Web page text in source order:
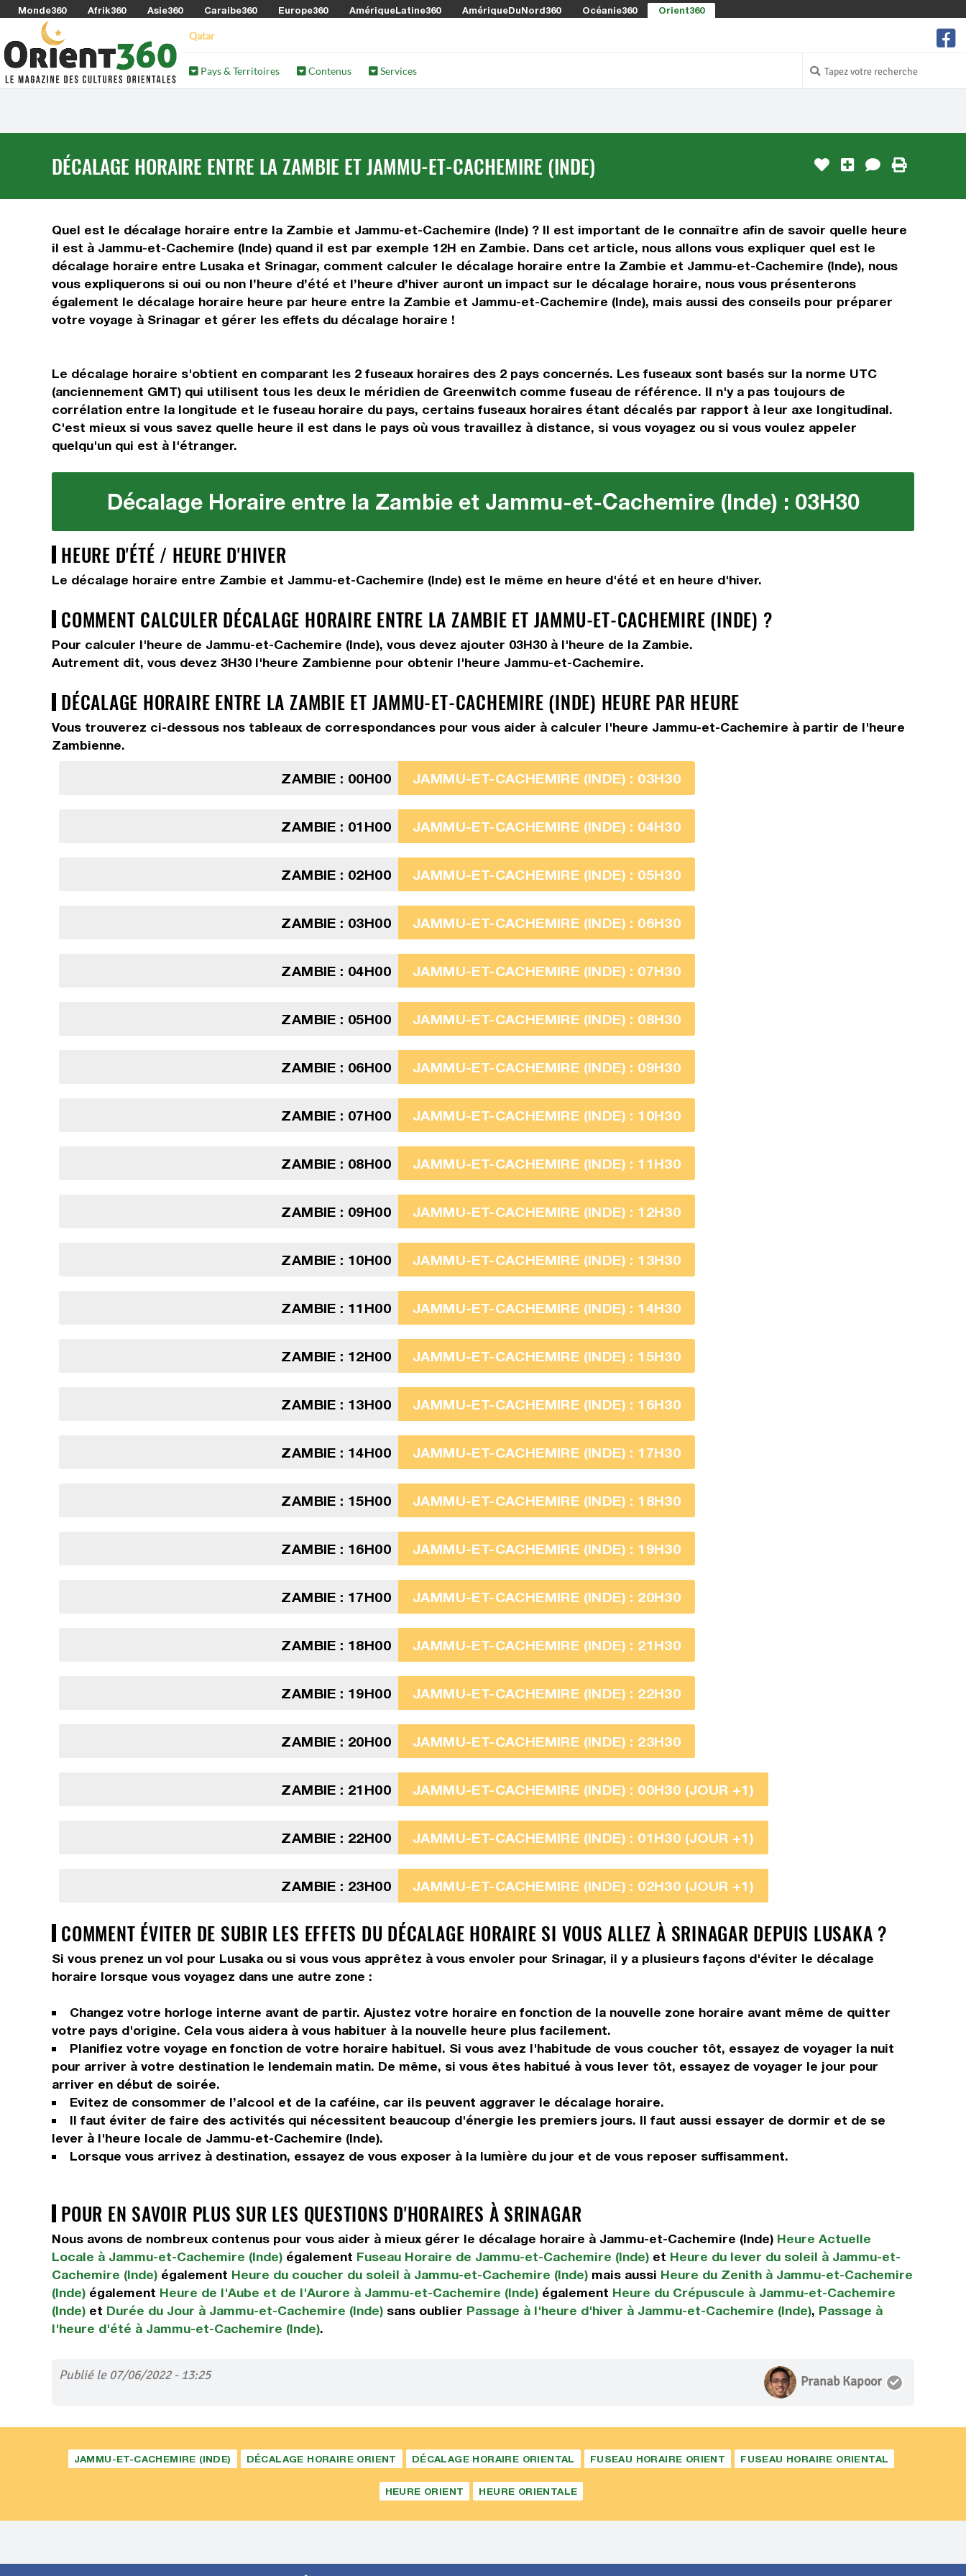
Monde360 Afrik360 Asie360 Caraibe360 Europe360 AmériqueLatine360 AmériqueDuNord360 Océanie360 Orient360
Qatar
Pays & Territoires Contenus Services
DÉCALAGE HORAIRE ENTRE LA ZAMBIE ET JAMMU-ET-CACHEMIRE (INDE)
Quel est le décalage horaire entre la Zambie et Jammu-et-Cachemire (Inde) ? Il est important de le connaître afin de savoir quelle heure
il est à Jammu-et-Cachemire (Inde) quand il est par exemple 12H en Zambie. Dans cet article, nous allons vous expliquer quel est le
décalage horaire entre Lusaka et Srinagar, comment calculer le décalage horaire entre la Zambie et Jammu-et-Cachemire (Inde), nous
vous expliquerons si oui ou non l’heure d’été et l’heure d’hiver auront un impact sur le décalage horaire, nous vous présenterons
également le décalage horaire heure par heure entre la Zambie et Jammu-et-Cachemire (Inde), mais aussi des conseils pour préparer
votre voyage à Srinagar et gérer les effets du décalage horaire !
Le décalage horaire s'obtient en comparant les 2 fuseaux horaires des 2 pays concernés. Les fuseaux sont basés sur la norme UTC
(anciennement GMT) qui utilisent tous les deux le méridien de Greenwitch comme fuseau de référence. Il n'y a pas toujours de
corrélation entre la longitude et le fuseau horaire du pays, certains fuseaux horaires étant décalés par rapport à leur axe longitudinal.
C'est mieux si vous savez quelle heure il est dans le pays où vous travaillez à distance, si vous voyagez ou si vous voulez appeler
quelqu'un qui est à l'étranger.
Décalage Horaire entre la Zambie et Jammu-et-Cachemire (Inde) : 03H30
HEURE D'ÉTÉ / HEURE D'HIVER
Le décalage horaire entre Zambie et Jammu-et-Cachemire (Inde) est le même en heure d'été et en heure d'hiver.
COMMENT CALCULER DÉCALAGE HORAIRE ENTRE LA ZAMBIE ET JAMMU-ET-CACHEMIRE (INDE) ?
Pour calculer l'heure de Jammu-et-Cachemire (Inde), vous devez ajouter 03H30 à l'heure de la Zambie.
Autrement dit, vous devez 3H30 l'heure Zambienne pour obtenir l'heure Jammu-et-Cachemire.
DÉCALAGE HORAIRE ENTRE LA ZAMBIE ET JAMMU-ET-CACHEMIRE (INDE) HEURE PAR HEURE
Vous trouverez ci-dessous nos tableaux de correspondances pour vous aider à calculer l'heure Jammu-et-Cachemire à partir de l'heure
Zambienne.
ZAMBIE : 00H00 JAMMU-ET-CACHEMIRE (INDE) : 03H30
ZAMBIE : 01H00 JAMMU-ET-CACHEMIRE (INDE) : 04H30
ZAMBIE : 02H00 JAMMU-ET-CACHEMIRE (INDE) : 05H30
ZAMBIE : 03H00 JAMMU-ET-CACHEMIRE (INDE) : 06H30
ZAMBIE : 04H00 JAMMU-ET-CACHEMIRE (INDE) : 07H30
ZAMBIE : 05H00 JAMMU-ET-CACHEMIRE (INDE) : 08H30
ZAMBIE : 06H00 JAMMU-ET-CACHEMIRE (INDE) : 09H30
ZAMBIE : 07H00 JAMMU-ET-CACHEMIRE (INDE) : 10H30
ZAMBIE : 08H00 JAMMU-ET-CACHEMIRE (INDE) : 11H30
ZAMBIE : 09H00 JAMMU-ET-CACHEMIRE (INDE) : 12H30
ZAMBIE : 10H00 JAMMU-ET-CACHEMIRE (INDE) : 13H30
ZAMBIE : 11H00 JAMMU-ET-CACHEMIRE (INDE) : 14H30
ZAMBIE : 12H00 JAMMU-ET-CACHEMIRE (INDE) : 15H30
ZAMBIE : 13H00 JAMMU-ET-CACHEMIRE (INDE) : 16H30
ZAMBIE : 14H00 JAMMU-ET-CACHEMIRE (INDE) : 17H30
ZAMBIE : 15H00 JAMMU-ET-CACHEMIRE (INDE) : 18H30
ZAMBIE : 16H00 JAMMU-ET-CACHEMIRE (INDE) : 19H30
ZAMBIE : 17H00 JAMMU-ET-CACHEMIRE (INDE) : 20H30
ZAMBIE : 18H00 JAMMU-ET-CACHEMIRE (INDE) : 21H30
ZAMBIE : 19H00 JAMMU-ET-CACHEMIRE (INDE) : 22H30
ZAMBIE : 20H00 JAMMU-ET-CACHEMIRE (INDE) : 23H30
ZAMBIE : 21H00 JAMMU-ET-CACHEMIRE (INDE) : 00H30 (JOUR +1)
ZAMBIE : 22H00 JAMMU-ET-CACHEMIRE (INDE) : 01H30 (JOUR +1)
ZAMBIE : 23H00 JAMMU-ET-CACHEMIRE (INDE) : 02H30 (JOUR +1)
COMMENT ÉVITER DE SUBIR LES EFFETS DU DÉCALAGE HORAIRE SI VOUS ALLEZ À SRINAGAR DEPUIS LUSAKA ?
Si vous prenez un vol pour Lusaka ou si vous vous apprêtez à vous envoler pour Srinagar, il y a plusieurs façons d'éviter le décalage
horaire lorsque vous voyagez dans une autre zone :
Changez votre horloge interne avant de partir. Ajustez votre horaire en fonction de la nouvelle zone horaire avant même de quitter
votre pays d'origine. Cela vous aidera à vous habituer à la nouvelle heure plus facilement.
Planifiez votre voyage en fonction de votre horaire habituel. Si vous avez l'habitude de vous coucher tôt, essayez de voyager la nuit
pour arriver à votre destination le lendemain matin. De même, si vous êtes habitué à vous lever tôt, essayez de voyager le jour pour
arriver en début de soirée.
Evitez de consommer de l’alcool et de la caféine, car ils peuvent aggraver le décalage horaire.
Il faut éviter de faire des activités qui nécessitent beaucoup d'énergie les premiers jours. Il faut aussi essayer de dormir et de se
lever à l'heure locale de Jammu-et-Cachemire (Inde).
Lorsque vous arrivez à destination, essayez de vous exposer à la lumière du jour et de vous reposer suffisamment.
POUR EN SAVOIR PLUS SUR LES QUESTIONS D'HORAIRES À SRINAGAR
Nous avons de nombreux contenus pour vous aider à mieux gérer le décalage horaire à Jammu-et-Cachemire (Inde) Heure Actuelle
Locale à Jammu-et-Cachemire (Inde) également Fuseau Horaire de Jammu-et-Cachemire (Inde) et Heure du lever du soleil à Jammu-et-
Cachemire (Inde) également Heure du coucher du soleil à Jammu-et-Cachemire (Inde) mais aussi Heure du Zenith à Jammu-et-Cachemire
(Inde) également Heure de l'Aube et de l'Aurore à Jammu-et-Cachemire (Inde) également Heure du Crépuscule à Jammu-et-Cachemire
(Inde) et Durée du Jour à Jammu-et-Cachemire (Inde) sans oublier Passage à l'heure d'hiver à Jammu-et-Cachemire (Inde), Passage à
l'heure d'été à Jammu-et-Cachemire (Inde).
Publié le 07/06/2022 - 13:25 Pranab Kapoor
JAMMU-ET-CACHEMIRE (INDE) DÉCALAGE HORAIRE ORIENT DÉCALAGE HORAIRE ORIENTAL FUSEAU HORAIRE ORIENT FUSEAU HORAIRE ORIENTAL
HEURE ORIENT HEURE ORIENTALE